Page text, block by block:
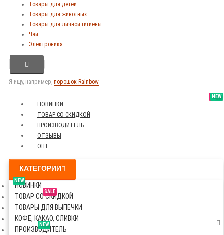
Товары для детей
Товары для животных
Товары для личной гигиены
Чай
Электроника
Я ищу, например, порошок Rainbow
NEW
НОВИНКИ
SALE
ТОВАР СО СКИДКОЙ
NEW
ПРОИЗВОДИТЕЛЬ
NEW
ОТЗЫВЫ
ОПТ
КАТЕГОРИИ
NEW
НОВИНКИ
SALE
ТОВАР СО СКИДКОЙ
ТОВАРЫ ДЛЯ ВЫПЕЧКИ
КОФЕ, КАКАО, СЛИВКИ
NEW
ПРОИЗВОДИТЕЛЬ